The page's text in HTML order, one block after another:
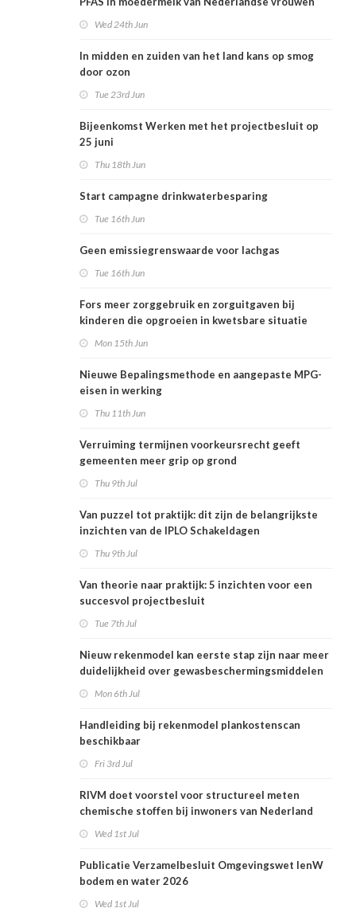
Wed 24th Jun
In midden en zuiden van het land kans op smog
door ozon
Tue 23rd Jun
Bijeenkomst Werken met het projectbesluit op
25 juni
Thu 18th Jun
Start campagne drinkwaterbesparing
Tue 16th Jun
Geen emissiegrenswaarde voor lachgas
Tue 16th Jun
Fors meer zorggebruik en zorguitgaven bij
kinderen die opgroeien in kwetsbare situatie
Mon 15th Jun
Nieuwe Bepalingsmethode en aangepaste MPG-
eisen in werking
Thu 11th Jun
Verruiming termijnen voorkeursrecht geeft
gemeenten meer grip op grond
Thu 9th Jul
Van puzzel tot praktijk: dit zijn de belangrijkste
inzichten van de IPLO Schakeldagen
Thu 9th Jul
Van theorie naar praktijk: 5 inzichten voor een
succesvol projectbesluit
Tue 7th Jul
Nieuw rekenmodel kan eerste stap zijn naar meer
duidelijkheid over gewasbeschermingsmiddelen
Mon 6th Jul
Handleiding bij rekenmodel plankostenscan
beschikbaar
Fri 3rd Jul
RIVM doet voorstel voor structureel meten
chemische stoffen bij inwoners van Nederland
Wed 1st Jul
Publicatie Verzamelbesluit Omgevingswet IenW
bodem en water 2026
Wed 1st Jul